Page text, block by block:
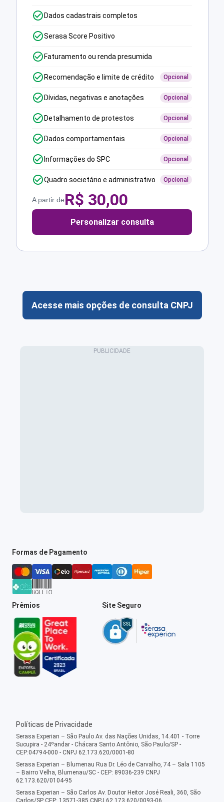
Dados cadastrais completos
Serasa Score Positivo
Faturamento ou renda presumida
Recomendação e limite de crédito Opcional
Dívidas, negativas e anotações Opcional
Detalhamento de protestos Opcional
Dados comportamentais Opcional
Informações do SPC Opcional
Quadro societário e administrativo Opcional
A partir deR$ 30,00
Personalizar consulta
Acesse mais opções de consulta CNPJ
Formas de Pagamento
Prêmios Site Seguro
Políticas de Privacidade
Serasa Experian – São Paulo Av. das Nações Unidas, 14.401 - Torre
Sucupira - 24ºandar - Chácara Santo Antônio, São Paulo/SP -
CEP:04794-000 - CNPJ 62.173.620/0001-80
Serasa Experian – Blumenau Rua Dr. Léo de Carvalho, 74 – Sala 1105
– Bairro Velha, Blumenau/SC - CEP: 89036-239 CNPJ
62.173.620/0104-95
Serasa Experian – São Carlos Av. Doutor Heitor José Reali, 360, São
Carlos/SP CEP: 13571-385 CNPJ 62.173.620/0093-06